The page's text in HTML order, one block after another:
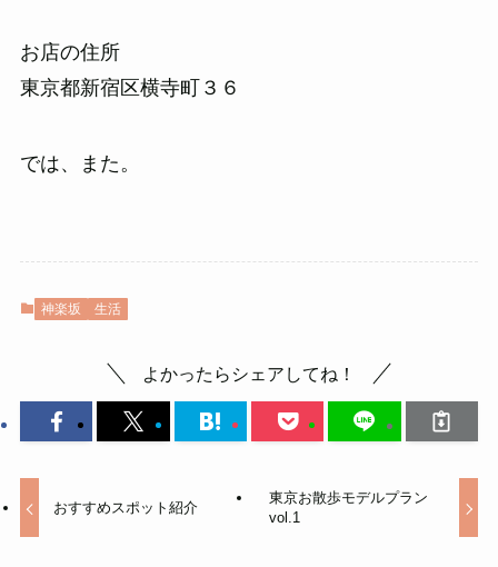
お店の住所
東京都新宿区横寺町３６
では、また。
神楽坂 生活
よかったらシェアしてね！
おすすめスポット紹介
東京お散歩モデルプラン
vol.1